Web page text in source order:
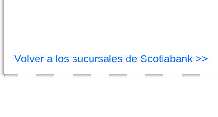
Volver a los sucursales de Scotiabank >>